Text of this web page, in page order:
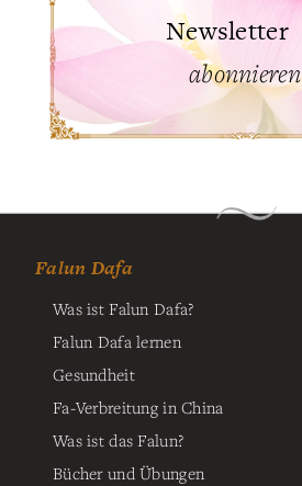
abonnieren
Newsletter
Falun Dafa
Was ist Falun Dafa?
Falun Dafa lernen
Gesundheit
Fa-Verbreitung in China
Was ist das Falun?
Bücher und Übungen